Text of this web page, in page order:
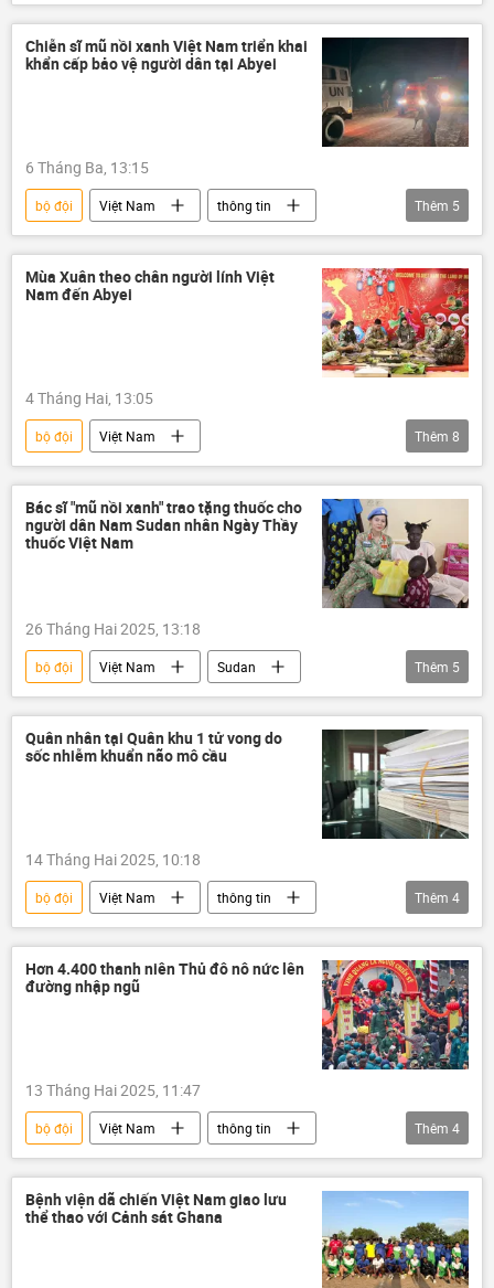
Liên Hợp Quốc
Cục Gìn giữ hòa bình Việt Nam
Gìn giữ hòa bình
Bộ Quốc phòng Việt Nam
Chiễn sĩ mũ nồi xanh Việt Nam triển khai
khẩn cấp bảo vệ người dân tại Abyei
6 Tháng Ba, 13:15
bộ đội Việt Nam
thông tin
Liên Hợp Quốc
Sudan
Nam Sudan
Bộ Quốc phòng Việt Nam
Cục Gìn giữ hòa bình Việt Nam
Thêm 5
Mùa Xuân theo chân người lính Việt
Nam đến Abyei
4 Tháng Hai, 13:05
bộ đội
Việt Nam
Cục Gìn giữ hòa bình Việt Nam
Gìn giữ hòa bình
Liên Hợp Quốc
thông tin
Tết
lịch nghỉ tết
Thêm 8
Bác sĩ "mũ nồi xanh" trao tặng thuốc cho
người dân Nam Sudan nhân Ngày Thầy
thuốc Việt Nam
26 Tháng Hai 2025, 13:18
bộ đội Việt Nam
Sudan
Nam Sudan
Liên Hợp Quốc
Bộ Quốc phòng Việt Nam
quân đội
Quân đội Nhân dân Việt Nam
Thêm 5
Quân nhân tại Quân khu 1 tử vong do
sốc nhiễm khuẩn não mô cầu
14 Tháng Hai 2025, 10:18
bộ đội Việt Nam
thông tin
Bộ Quốc phòng Việt Nam
Pháp luật
bệnh
tử vong
Thêm 4
Hơn 4.400 thanh niên Thủ đô nô nức lên
đường nhập ngũ
13 Tháng Hai 2025, 11:47
bộ đội Việt Nam
thông tin
quân đội
Quân đội Nhân dân Việt Nam
Bộ Quốc phòng Việt Nam
Bộ Công an Việt Nam
Thêm 4
Bệnh viện dã chiến Việt Nam giao lưu
thể thao với Cảnh sát Ghana